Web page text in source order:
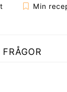
Min
FRÅGOR